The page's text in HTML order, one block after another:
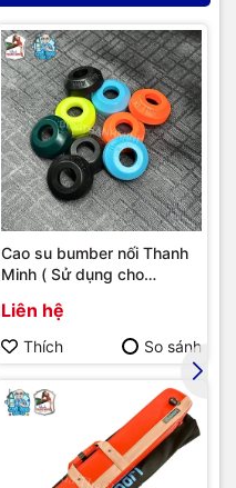
Cao su bumber nối Thanh
Minh ( Sử dụng cho
Liên hệ
Thích So sánh